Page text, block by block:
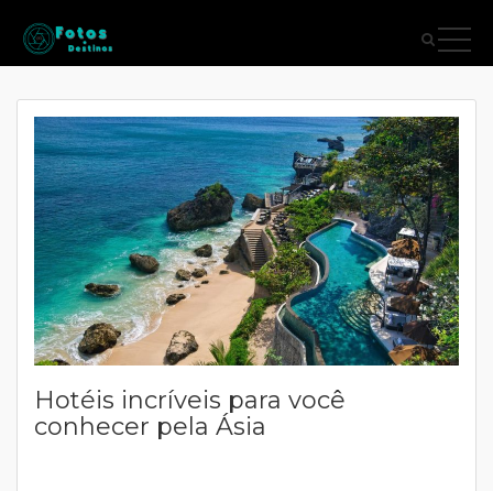
Hotéis incríveis para você
conhecer pela Ásia